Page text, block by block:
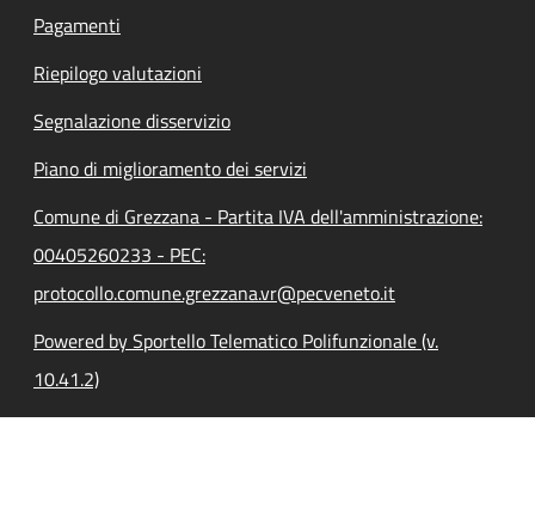
Pagamenti
Riepilogo valutazioni
Segnalazione disservizio
Piano di miglioramento dei servizi
Comune di Grezzana - Partita IVA dell'amministrazione:
00405260233 - PEC:
protocollo.comune.grezzana.vr@pecveneto.it
Powered by Sportello Telematico Polifunzionale (v.
10.41.2)